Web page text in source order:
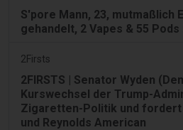
S'pore Mann, 23, mutmaßlich
gehandelt, 2 Vapes & 55
2Firsts
2FIRSTS | Senator Wyden
Kurswechsel der Trump-
Zigaretten-Politik und fordert
und Reynolds American